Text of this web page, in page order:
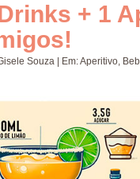
+ 1
Souza| Em:Aperitivo,